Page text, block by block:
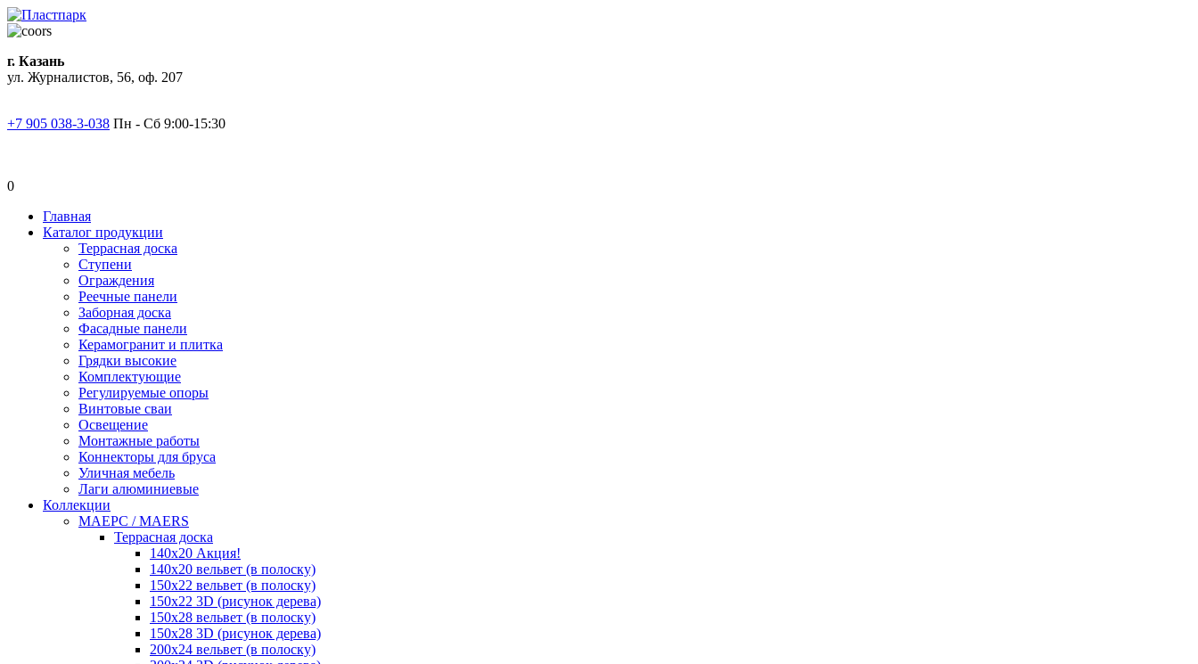
г. Казань
ул. Журналистов, 56, оф. 207
+7 905 038-3-038 Пн - Сб 9:00-15:30
0
Главная
Каталог продукции
Террасная доска
Ступени
Ограждения
Реечные панели
Заборная доска
Фасадные панели
Керамогранит и плитка
Грядки высокие
Комплектующие
Регулируемые опоры
Винтовые сваи
Освещение
Монтажные работы
Коннекторы для бруса
Уличная мебель
Лаги алюминиевые
Коллекции
MAEРC / MAERS
Террасная доска
140x20 Акция!
140x20 вельвет (в полоску)
150x22 вельвет (в полоску)
150x22 3D (рисунок дерева)
150x28 вельвет (в полоску)
150x28 3D (рисунок дерева)
200x24 вельвет (в полоску)